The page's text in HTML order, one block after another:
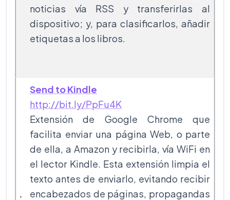
noticias vía RSS y transferirlas al
dispositivo; y, para clasificarlos, añadir
etiquetas a los libros.
Send to Kindle
http://bit.ly/PpFu4K
Extensión de Google Chrome que
facilita enviar una página Web, o parte
de ella, a Amazon y recibirla, vía WiFi en
el lector Kindle. Esta extensión limpia el
texto antes de enviarlo, evitando recibir
encabezados de páginas, propagandas